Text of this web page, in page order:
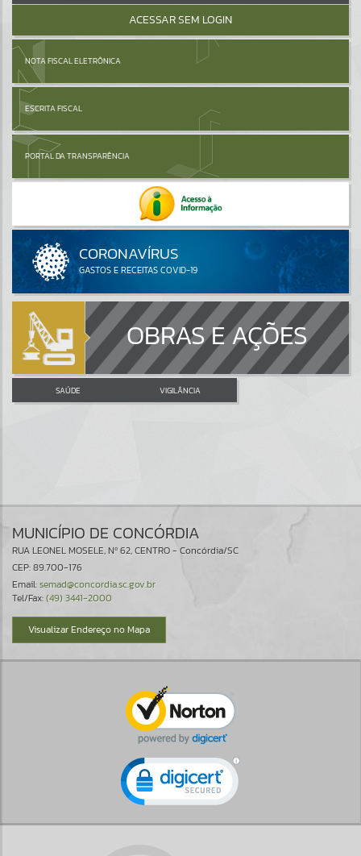
ACESSAR SEM LOGIN
NOTA FISCAL ELETRÔNICA
ESCRITA FISCAL
PORTAL DA TRANSPARÊNCIA
OBRAS E AÇÕES
SAÚDE VIGILÂNCIA
MUNICÍPIO DE CONCÓRDIA
RUA LEONEL MOSELE, Nº 62, CENTRO - Concórdia/SC
CEP: 89.700-176
Email:semad@concordia.sc.gov.br
Tel/Fax:(49) 3441-2000
Visualizar Endereço no Mapa